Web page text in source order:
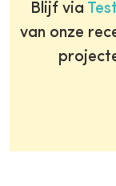
Blijf via
van onze